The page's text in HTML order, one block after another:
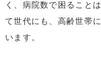
く、病院数で困ること
て世代にも、高齢世帯
います。